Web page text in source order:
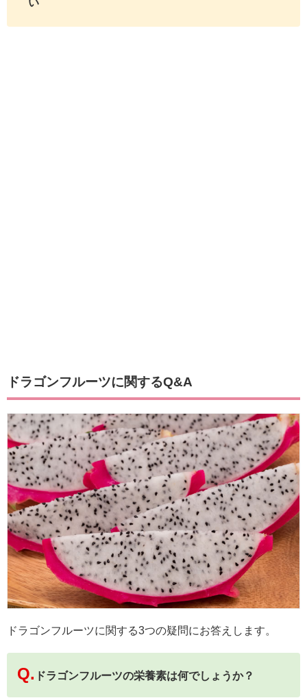
ドラゴンフルーツに関するQ&A
ドラゴンフルーツに関する3つの疑問にお答えします。
Q. ドラゴンフルーツの栄養素は何でしょうか？